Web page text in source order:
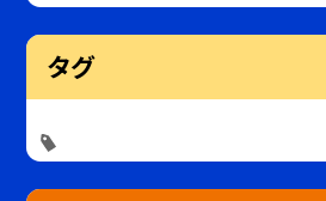
タグ